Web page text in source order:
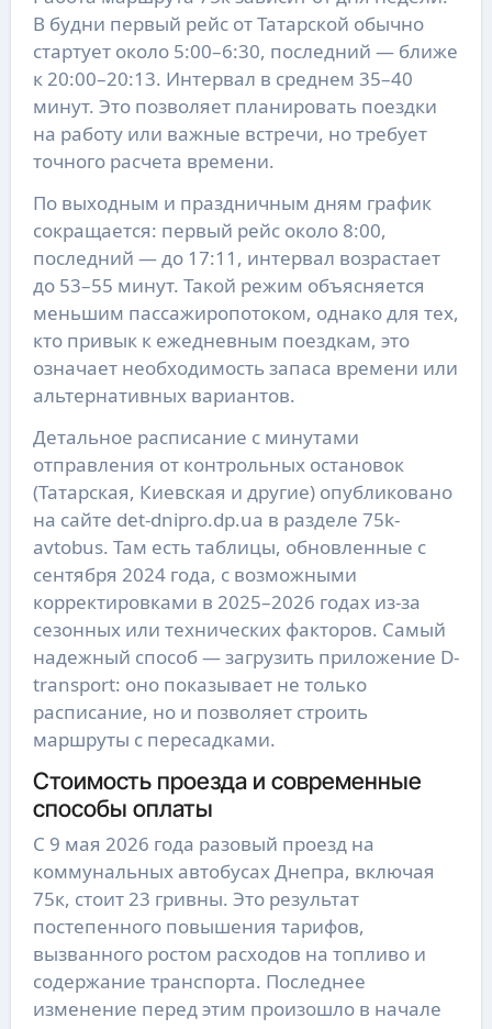
В будни первый рейс от Татарской обычно
стартует около 5:00–6:30, последний — ближе
к 20:00–20:13. Интервал в среднем 35–40
минут. Это позволяет планировать поездки
на работу или важные встречи, но требует
точного расчета времени.
По выходным и праздничным дням график
сокращается: первый рейс около 8:00,
последний — до 17:11, интервал возрастает
до 53–55 минут. Такой режим объясняется
меньшим пассажиропотоком, однако для тех,
кто привык к ежедневным поездкам, это
означает необходимость запаса времени или
альтернативных вариантов.
Детальное расписание с минутами
отправления от контрольных остановок
(Татарская, Киевская и другие) опубликовано
на сайте det-dnipro.dp.ua в разделе 75k-
avtobus. Там есть таблицы, обновленные с
сентября 2024 года, с возможными
корректировками в 2025–2026 годах из-за
сезонных или технических факторов. Самый
надежный способ — загрузить приложение D-
transport: оно показывает не только
расписание, но и позволяет строить
маршруты с пересадками.
Стоимость проезда и современные
способы оплаты
С 9 мая 2026 года разовый проезд на
коммунальных автобусах Днепра, включая
75к, стоит 23 гривны. Это результат
постепенного повышения тарифов,
вызванного ростом расходов на топливо и
содержание транспорта. Последнее
изменение перед этим произошло в начале